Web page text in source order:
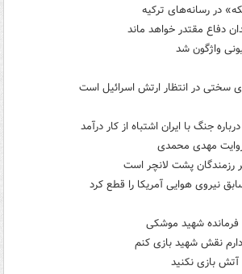
در رسانه‌های ترکیه
دفاع مقتدر خواهد ماند
واژگون شد
سختی در انتظار ارتش اسرائیل است
جنگ با ایران اشتباه از کار درآمد
مهدی محمدی
رزمندگان پشت لانچر است
نیروی هوایی آمریکا را قطع کرد
فرمانده شهید موشکی
نقش شهید بازی کنم
آتش بازی نکنید